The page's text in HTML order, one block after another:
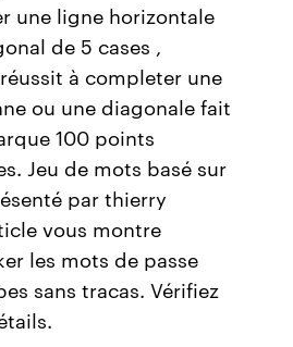
une ligne horizontale
de 5 cases ,
à completer une
ou une diagonale fait
100 points
Jeu de mots basé sur
par thierry
vous montre
les mots de passe
sans tracas. Vérifiez